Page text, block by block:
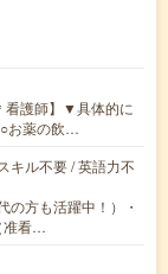
看護師】▼具体的に
お薬の飲…
キル不要 / 英語力不
方も活躍中！）・
准看…